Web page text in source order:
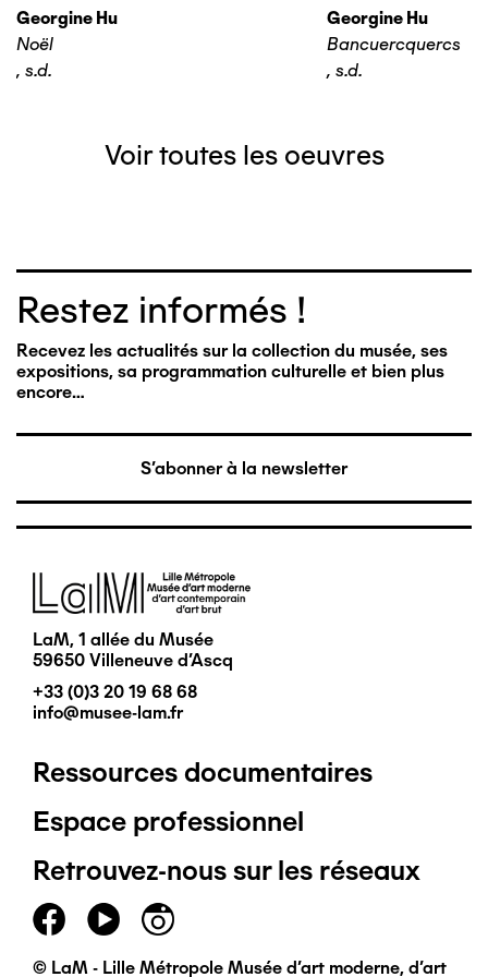
Georgine Hu
Noël
, s.d.
Georgine Hu
Bancuercquercs
, s.d.
Voir toutes les oeuvres
Restez informés !
Recevez les actualités sur la collection du musée, ses
expositions, sa programmation culturelle et bien plus
encore…
S'abonner à la newsletter
Image
LaM, 1 allée du Musée
59650 Villeneuve d'Ascq
+33 (0)3 20 19 68 68
info@musee-lam.fr
Pied
de
page
principal
Ressources documentaires
Espace professionnel
Retrouvez-nous sur les réseaux
© LaM - Lille Métropole Musée d'art moderne, d'art